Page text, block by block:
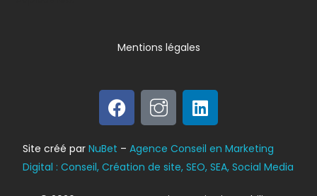
Bilan énergétique
DPE
Site créé parNuBet –Agence Conseil en Marketing
Digital : Conseil, Création de site, SEO, SEA, Social Media
Mentions légales